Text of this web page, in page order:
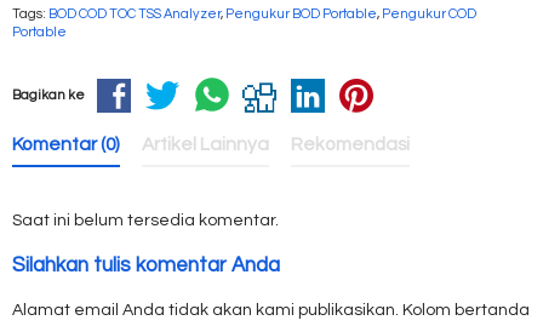
Tags: BOD COD TOC TSS Analyzer, Pengukur BOD Portable, Pengukur COD
Portable
Bagikan ke
Komentar (0) Artikel Lainnya Rekomendasi
Saat ini belum tersedia komentar.
Silahkan tulis komentar Anda
Alamat email Anda tidak akan kami publikasikan. Kolom bertanda